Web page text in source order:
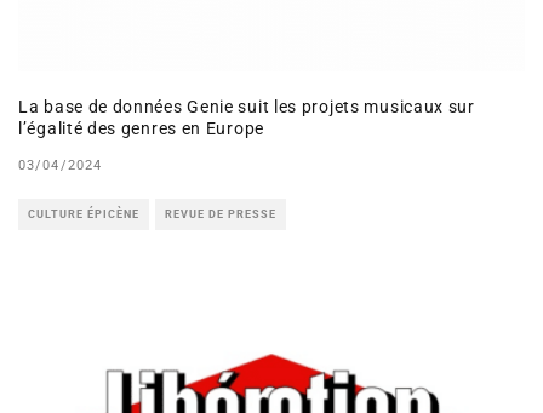
La base de données Genie suit les projets musicaux sur
l’égalité des genres en Europe
03/04/2024
CULTURE ÉPICÈNE REVUE DE PRESSE